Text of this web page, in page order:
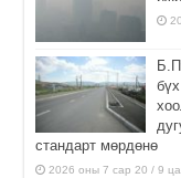
стандарт мөрдөнө
2026 оны 7 сар 20 / 9